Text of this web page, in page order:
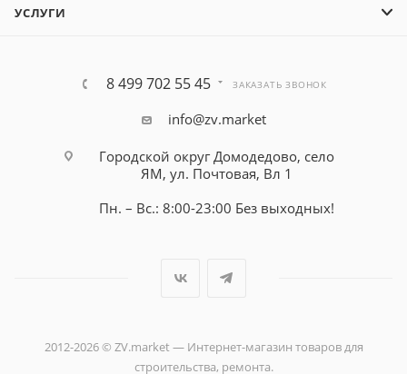
УСЛУГИ
8 499 702 55 45 ЗАКАЗАТЬ ЗВОНОК
info@zv.market
Городской округ Домодедово, село
ЯМ, ул. Почтовая, Вл 1
Пн. – Вс.: 8:00-23:00 Без выходных!
2012-2026 © ZV.market — Интернет-магазин товаров для
строительства, ремонта.